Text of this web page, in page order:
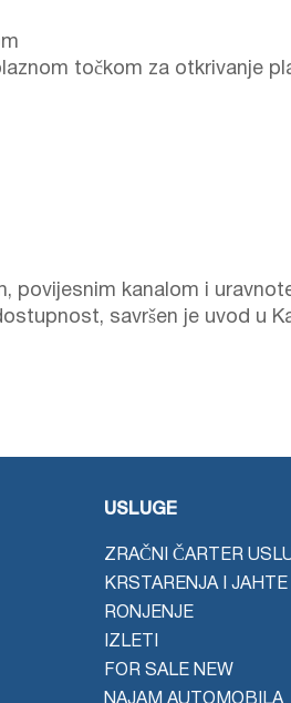
točkom za otkrivanje
povijesnim kanalom i
savršen je uvod u
USLUGE
ZRAČNI ČARTER
KRSTARENJA I JAHTE
RONJENJE
IZLETI
FOR SALE NEW
NAJAM AUTOMOBILA